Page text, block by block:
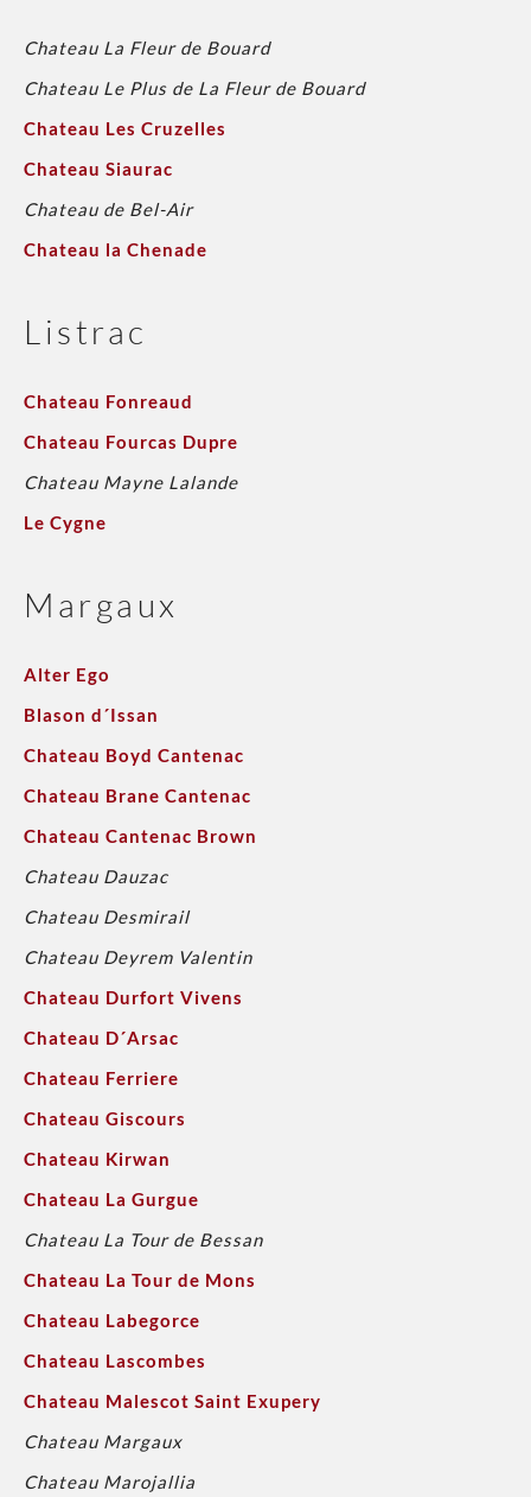
Chateau La Fleur de Bouard
Chateau Le Plus de La Fleur de Bouard
Chateau Les Cruzelles
Chateau Siaurac
Chateau de Bel-Air
Chateau la Chenade
Listrac
Chateau Fonreaud
Chateau Fourcas Dupre
Chateau Mayne Lalande
Le Cygne
Margaux
Alter Ego
Blason d´Issan
Chateau Boyd Cantenac
Chateau Brane Cantenac
Chateau Cantenac Brown
Chateau Dauzac
Chateau Desmirail
Chateau Deyrem Valentin
Chateau Durfort Vivens
Chateau D´Arsac
Chateau Ferriere
Chateau Giscours
Chateau Kirwan
Chateau La Gurgue
Chateau La Tour de Bessan
Chateau La Tour de Mons
Chateau Labegorce
Chateau Lascombes
Chateau Malescot Saint Exupery
Chateau Margaux
Chateau Marojallia